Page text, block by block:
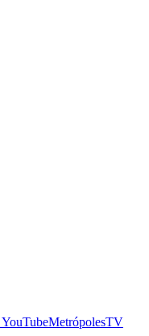
YouTubeMetrópolesTV